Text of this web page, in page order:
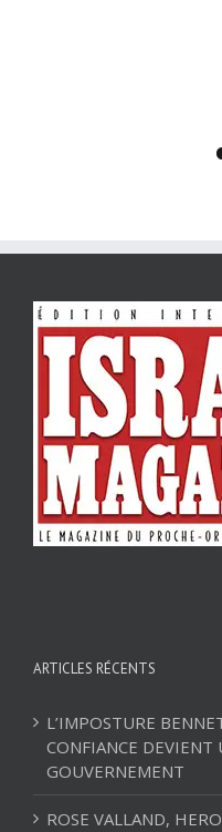
ARTICLES RÉCENTS
L’IMPOSTURE
CONFIANCE
GOUVERNEMENT
ROSE VALLAND,